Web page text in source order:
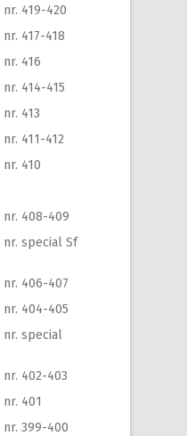
419-420
417-418
416
414-415
413
411-412
410
408-409
special Sf
406-407
404-405
special
402-403
401
399-400